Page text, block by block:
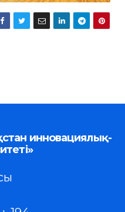
инновациялық-